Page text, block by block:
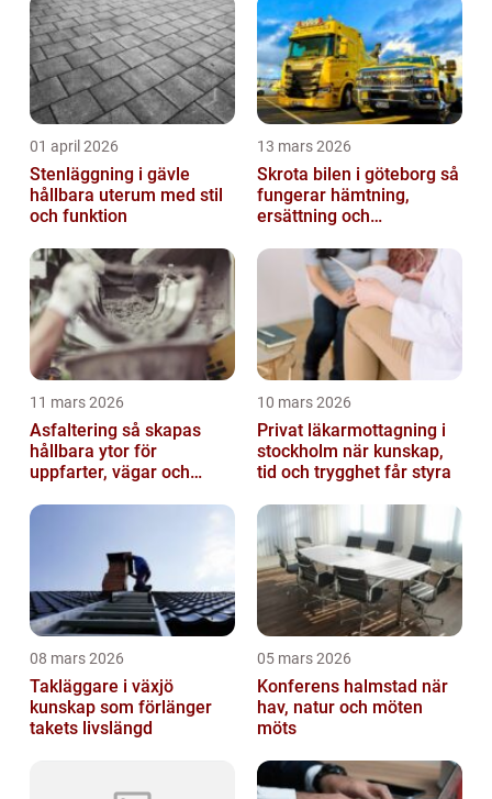
01 april 2026
Stenläggning i gävle
hållbara uterum med stil
och funktion
13 mars 2026
Skrota bilen i göteborg så
fungerar hämtning,
ersättning och
11 mars 2026
Asfaltering så skapas
hållbara ytor för
uppfarter, vägar och
10 mars 2026
Privat läkarmottagning i
stockholm när kunskap,
tid och trygghet får styra
08 mars 2026
Takläggare i växjö
kunskap som förlänger
takets livslängd
05 mars 2026
Konferens halmstad när
hav, natur och möten
möts